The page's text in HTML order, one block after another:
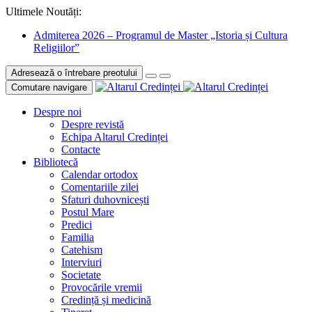
Ultimele Noutăți:
Admiterea 2026 – Programul de Master „Istoria și Cultura
Religiilor”
Adresează o întrebare preotului
Comutare navigare
Despre noi
Despre revistă
Echipa Altarul Credinței
Contacte
Bibliotecă
Calendar ortodox
Comentariile zilei
Sfaturi duhovnicești
Postul Mare
Predici
Familia
Catehism
Interviuri
Societate
Provocările vremii
Credință și medicină